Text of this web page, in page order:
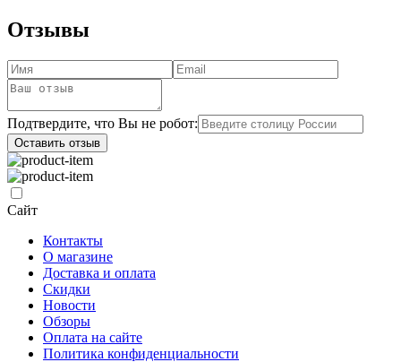
Отзывы
Подтвердите, что Вы не робот:
Оставить отзыв
Сайт
Контакты
О магазине
Доставка и оплата
Скидки
Новости
Обзоры
Оплата на сайте
Политика конфиденциальности